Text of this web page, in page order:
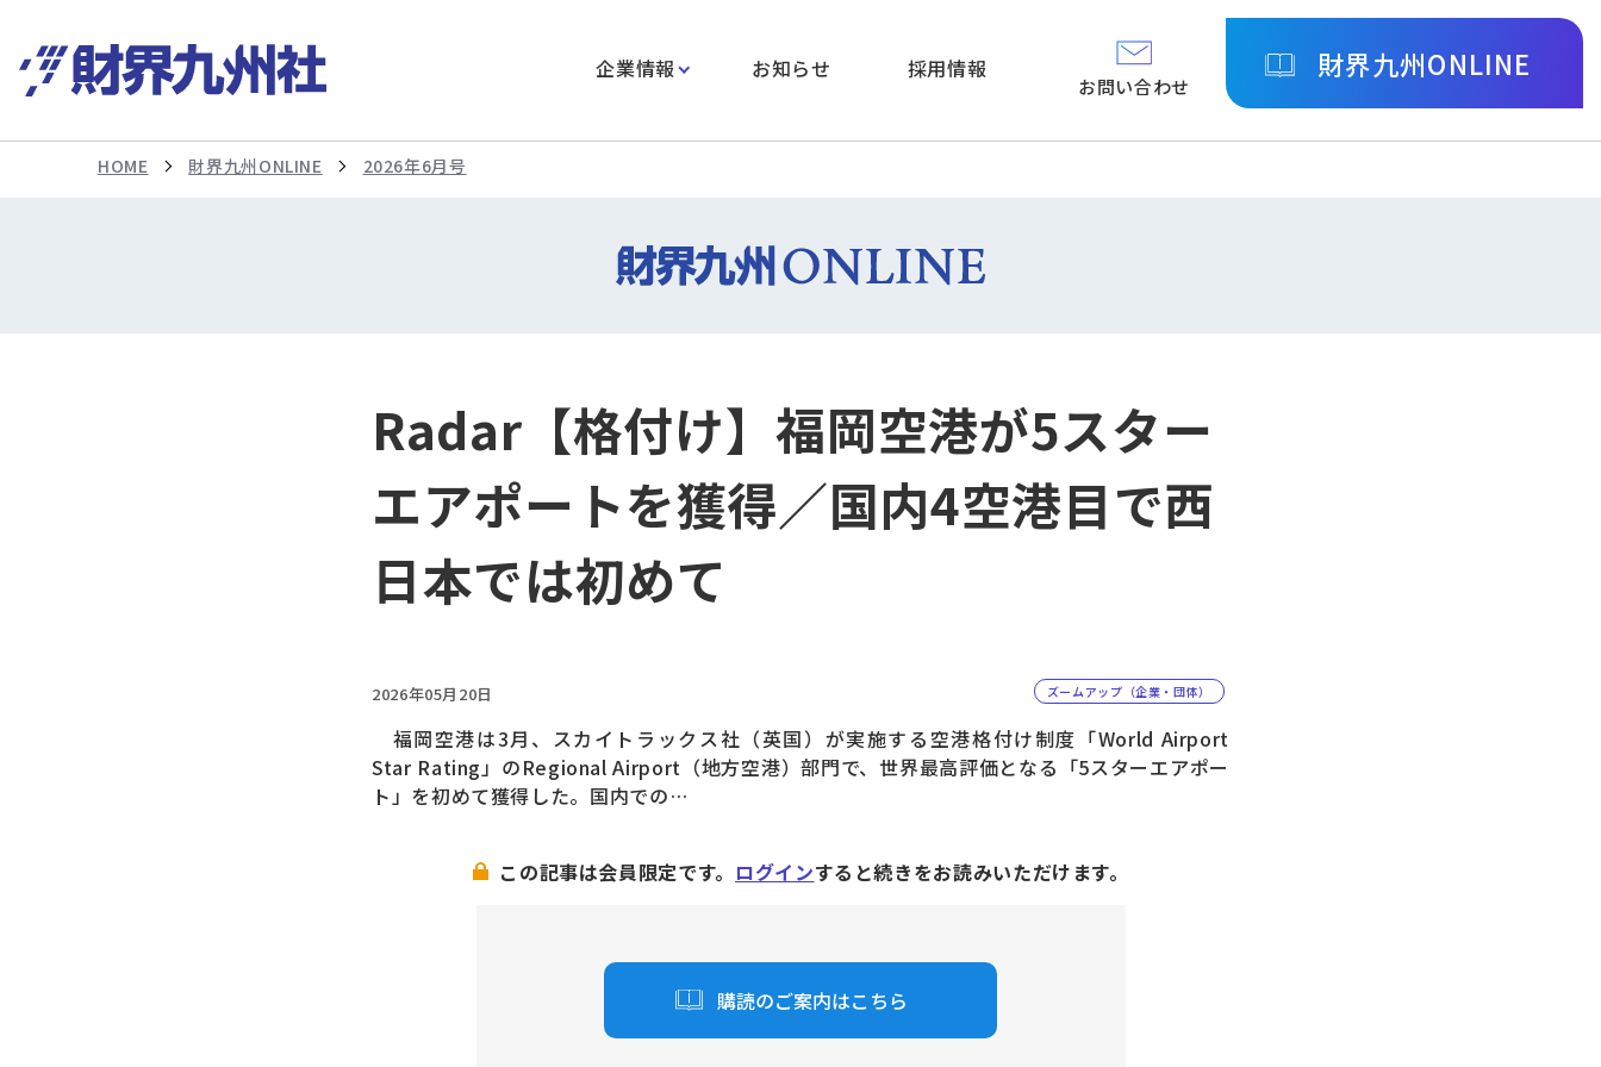
企業情報 お知らせ 採用情報
お問い合わせ
財界九州ONLINE
HOME 財界九州ONLINE 2026年6月号
Radar【格付け】福岡空港が5スター
エアポートを獲得／国内4空港目で西
日本では初めて
2026年05月20日 ズームアップ（企業・団体）
福岡空港は3月、スカイトラックス社（英国）が実施する空港格付け制度「World Airport
Star Rating」のRegional Airport（地方空港）部門で、世界最高評価となる「5スターエアポー
ト」を初めて獲得した。国内での…
この記事は会員限定です。 ログインすると続きをお読みいただけます。
購読のご案内はこちら